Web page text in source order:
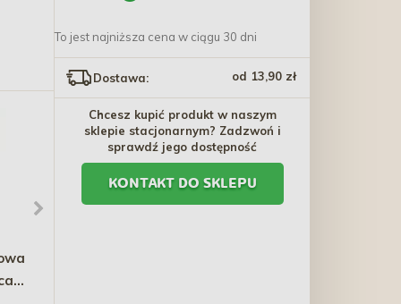
To jest najniższa cena w ciągu 30 dni
Dostawa: od 13,90 zł
Chcesz kupić produkt w naszym
sklepie stacjonarnym? Zadzwoń i
sprawdź jego dostępność
KONTAKT DO SKLEPU